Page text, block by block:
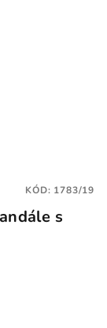
s
KÓD: 1783/19